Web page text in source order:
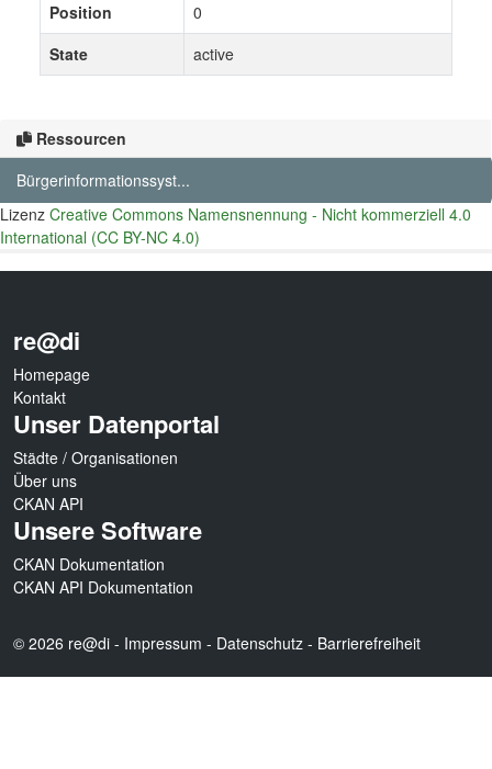
Ressourcen
Bürgerinformationssyst...
Lizenz Creative Commons Namensnennung - Nicht kommerziell 4.0
International (CC BY-NC 4.0)
Position
0
State
active
re@di
Homepage
Kontakt
Unser Datenportal
Städte / Organisationen
Über uns
CKAN API
Unsere Software
CKAN Dokumentation
CKAN API Dokumentation
© 2026 re@di - Impressum - Datenschutz - Barrierefreiheit